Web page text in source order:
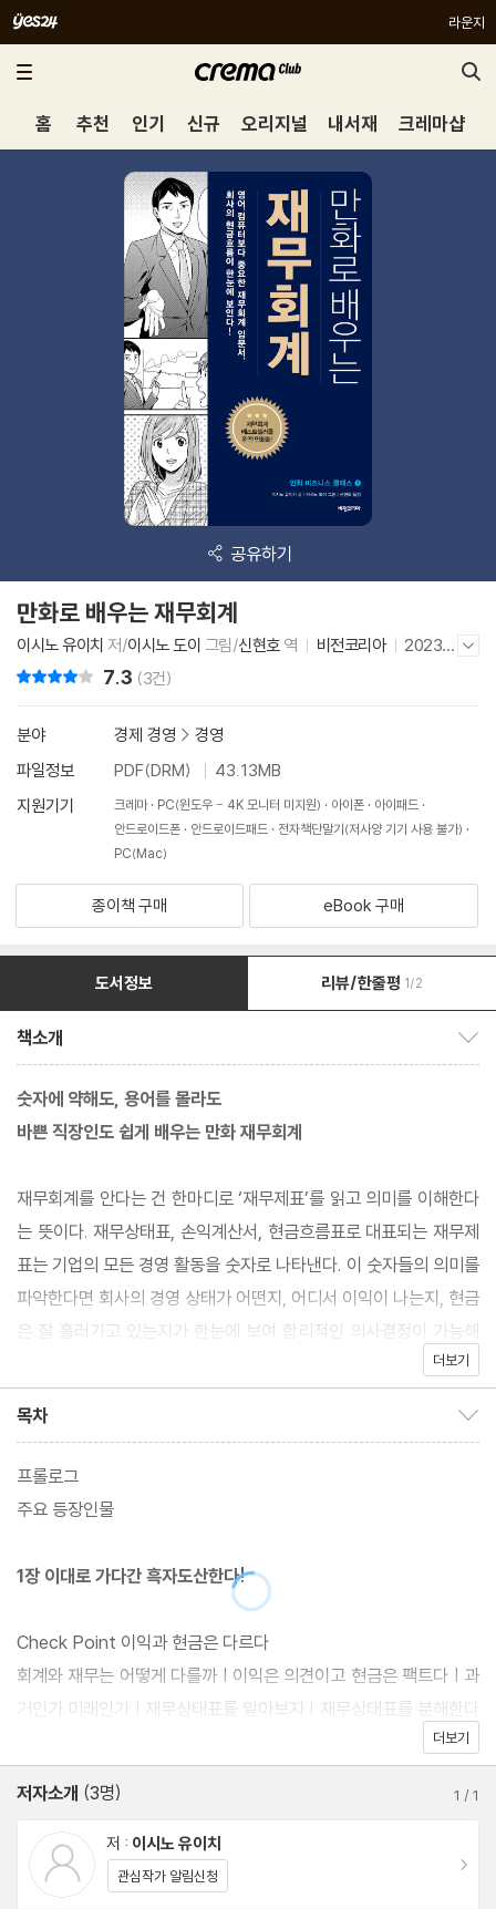
라운지
홈 추천 인기 신규 오리지널 내서재 크레마샵
공유하기
만화로 배우는 재무회계
이시노 유이치 저/이시노 도이 그림/신현호역 비전코리아
2023
년 11월 10일 7.3 (3건)
분야 경제 경영 > 경영
파일정보
PDF(DRM)
43.13MB
지원기기
크레마 PC(윈도우 - 4K 모니터 미지원) 아이폰
아이패드
안드로이드폰
안드로이드패드
전자책단말기(저사양 기기 사용 불가)
PC(Mac)
종이책 구매 eBook 구매
도서정보 리뷰/한줄평 1/2
책소개
숫자에 약해도, 용어를 몰라도
바쁜 직장인도 쉽게 배우는 만화 재무회계
재무회계를 안다는 건 한마디로 ‘재무제표’를 읽고 의미를 이해한다
는 뜻이다. 재무상태표, 손익계산서, 현금흐름표로 대표되는 재무제
표는 기업의 모든 경영 활동을 숫자로 나타낸다. 이 숫자들의 의미를
파악한다면 회사의 경영 상태가 어떤지, 어디서 이익이 나는지, 현금
은 잘 흘러가고 있는지가 한눈에 보여 합리적인 의사결정이 가능해
진다. 따라서 재무회계에 익숙하다는 것은 승진, 매출 상승의 기회와
언이 아니다.
4차 산업혁명 시대를 맞아, 비즈니스를 하려면 무엇보다 영어 회화
장 실무자들은 실제로 가장 중요한 기본기는 ‘재무회계’라고 말하고
있다. 기획, 관리, 마케팅 등 부서를 초월해 제대로 일하려는 모든 직
장인에게 ‘회사의 숫자를 파악할 수 있는’ 재무회계는 이제 필수가
되었다. 비단 직장인뿐만 아니라 투자자나 자영업자, 창업자에게 재
무회계 지식의 중요성은 더욱 커졌다. 하지만 다들 재무회계는 배우
기가 쉽지 않다고 말한다. 숫자만 보고 지레 겁부터 먹기 일쑤기 때
문이다. 재무회계, 알고는 싶은데 쉽게 배울 방법이 정말 없을까?
『만화로 배우는 재무회계』는 재무회계에 무지한 주인공이 흑자도산
의 위기를 맞은 회사의 기업구조조정을 맡게 되며 펼쳐지는 재미있
는 스토리와 함께 재무회계 지식을 알아가도록 구성되어 있다. 일본
더보기
목차
프롤로그
주요 등장인물
1장 이대로 가다간 흑자도산한다!
Check Point 이익과 현금은 다르다
회계와 재무는 어떻게 다를까 | 이익은 의견이고 현금은 팩트다 | 과
거인가 미래인가 | 재무상태표를 알아보자 | 재무상태표를 분해한다
| 이익잉여금은 사용할 수 없다 | PL 경영에서 BS 경영으로 | 손익
따른 현금흐름 | 재무 활동에 따른 현금흐름
2장 가치경영으로 방향을 전환하라
더보기
저자소개 (3명) 1 /1
저 : 이시노 유이치
관심작가 알림신청